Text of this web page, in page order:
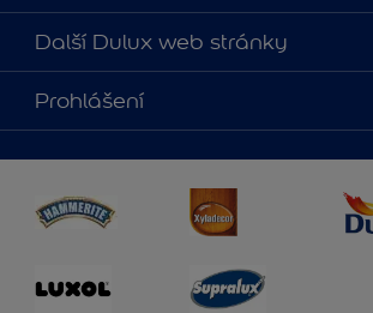
O nás
Kontaktujte nás
Najít obchod
Další Dulux web stránky
duluxmalir.cz
duluxmaliar.sk
duluxprodejnabarev.cz
duluxpredajnafarieb.sk
Prohlášení